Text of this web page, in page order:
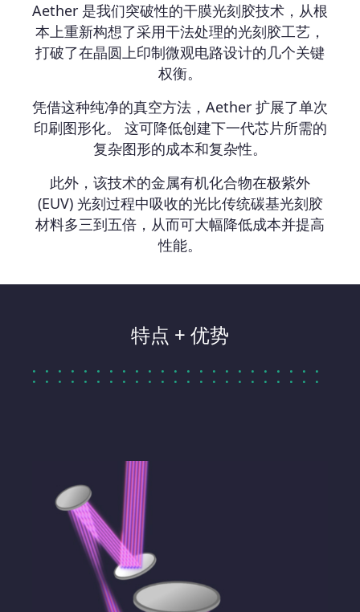
Aether 是我们突破性的干膜光刻胶技术，从根
本上重新构想了采用干法处理的光刻胶工艺，
打破了在晶圆上印制微观电路设计的几个关键
权衡。
凭借这种纯净的真空方法，Aether 扩展了单次
印刷图形化。 这可降低创建下一代芯片所需的
复杂图形的成本和复杂性。
此外，该技术的金属有机化合物在极紫外
(EUV) 光刻过程中吸收的光比传统碳基光刻胶
材料多三到五倍，从而可大幅降低成本并提高
性能。
特点 + 优势